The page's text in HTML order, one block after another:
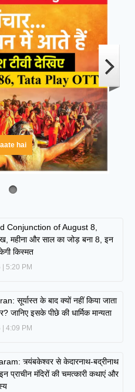
hai
Conjunction of August 8,
महीना और साल का जोड़ बना 8, इन
किस्मत
5:20 PM
सूर्यास्त के बाद क्यों नहीं किया जाता
जानिए इसके पीछे की धार्मिक मान्यता
4:09 PM
त्र्यंबकेश्वर से केदारनाथ-बद्रीनाथ
प्राचीन मंदिरों की चमत्कारी कथाएं और